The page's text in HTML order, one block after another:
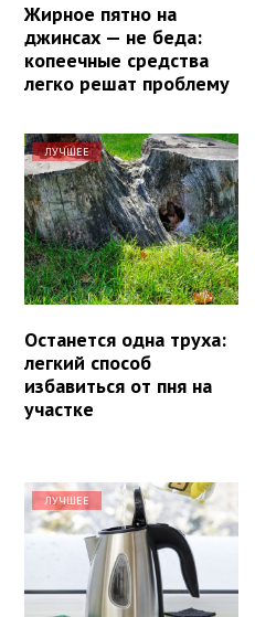
Жирное пятно на
джинсах — не беда:
копеечные средства
легко решат проблему
ЛУЧШЕЕ
Останется одна труха:
легкий способ
избавиться от пня на
участке
ЛУЧШЕЕ